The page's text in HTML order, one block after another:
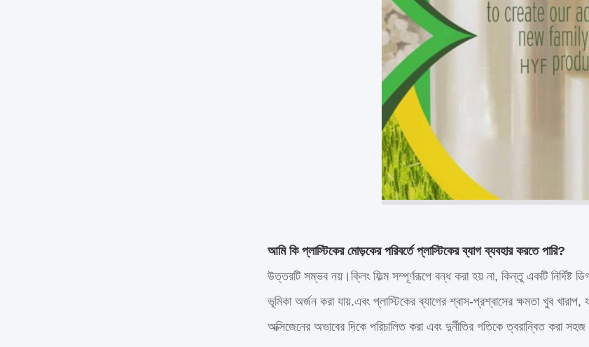
আমি কি প্লাস্টিকের মোড়কের পরিবর্তে প্লাস্টিকের ব্যাগ ব্যবহার করতে পারি?
উত্তরটি সম্ভব নয়।ক্লিং ফিল্ম সম্পূর্ণরূপে বন্ধ করা হয় না, কিন্তু একটি
ভূমিকা অর্জন করা যায়.এবং প্লাস্টিকের ব্যাগের শ্বাস-প্রশ্বাসের ক্ষমতা খুব
অক্সিজেনের অভাবের দিকে পরিচালিত করা এবং দুর্নীতির গতিকে ত্বরান্বিত করা